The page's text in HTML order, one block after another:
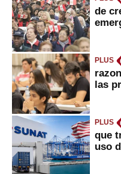
de
PLUS
las
PLUS
que
uso